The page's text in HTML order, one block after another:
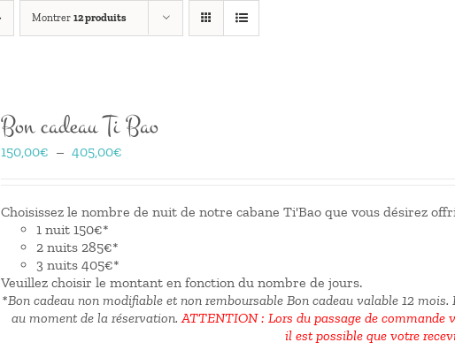
Montrer 12 produits
Bon cadeau Ti Bao
150,00€ – 405,00€
150,00€
à
Choisissez le nombre de nuit de notre cabane Ti'Bao que vous désirez
1 nuit 150€*
2 nuits 285€*
3 nuits 405€*
Veuillez choisir le montant en fonction du nombre de jours.
*Bon cadeau non modifiable et non remboursable Bon cadeau valable 12 mois.
au moment de la réservation.ATTENTION : Lors du passage de commande
il est possible que votre